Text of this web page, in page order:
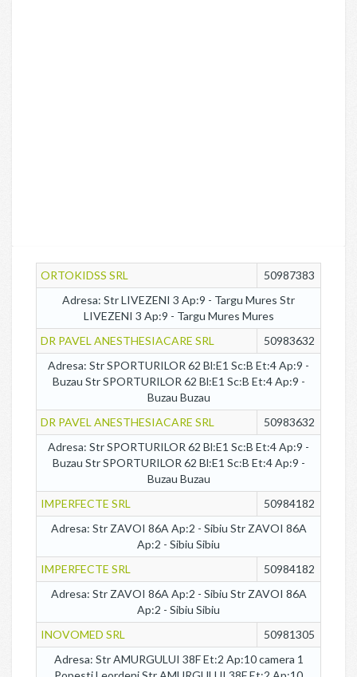
ORTOKIDSS SRL
50987383
Adresa: Str LIVEZENI 3 Ap:9 - Targu Mures Str
LIVEZENI 3 Ap:9 - Targu Mures Mures
DR PAVEL ANESTHESIACARE SRL
50983632
Adresa: Str SPORTURILOR 62 Bl:E1 Sc:B Et:4 Ap:9 -
Buzau Str SPORTURILOR 62 Bl:E1 Sc:B Et:4 Ap:9 -
Buzau Buzau
DR PAVEL ANESTHESIACARE SRL
50983632
Adresa: Str SPORTURILOR 62 Bl:E1 Sc:B Et:4 Ap:9 -
Buzau Str SPORTURILOR 62 Bl:E1 Sc:B Et:4 Ap:9 -
Buzau Buzau
IMPERFECTE SRL
50984182
Adresa: Str ZAVOI 86A Ap:2 - Sibiu Str ZAVOI 86A
Ap:2 - Sibiu Sibiu
IMPERFECTE SRL
50984182
Adresa: Str ZAVOI 86A Ap:2 - Sibiu Str ZAVOI 86A
Ap:2 - Sibiu Sibiu
INOVOMED SRL
50981305
Adresa: Str AMURGULUI 38F Et:2 Ap:10 camera 1